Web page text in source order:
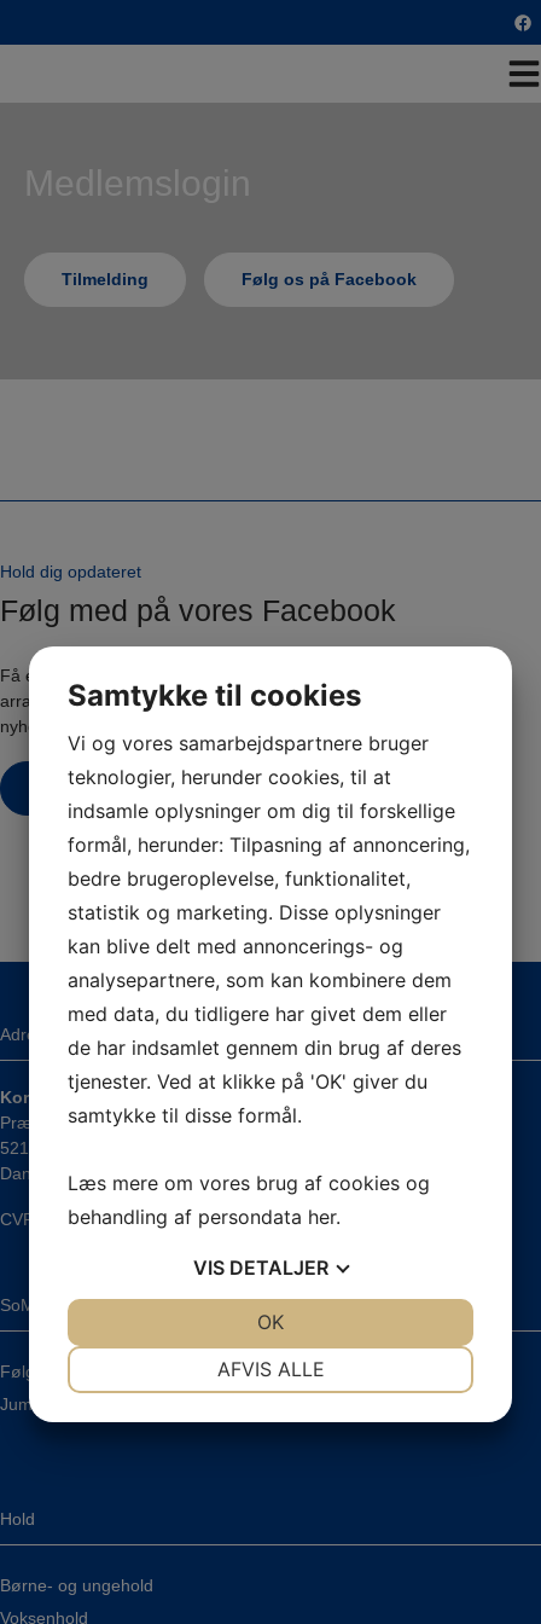
Medlemslogin
Tilmelding Følg os på Facebook
Hold dig opdateret
Følg med på vores Facebook
Få et kig bag kulisserne og hold dig opdateret om vores aktiviteter,
arrangementer og meget mere! Vi deler jævnligt billeder, stories og
nyheder direkte fra hverdagen.
Besøg Facebook
Adresse
Korup Gymnastik
Præstevej 12
5210 Odense NV
Danmark
CVR.: 30418484
SoMe
Følg os på Facebook
Jumping Fitness Korup
Hold
Børne- og ungehold
Voksenhold
Samtykke til cookies
Vi og vores samarbejdspartnere bruger
teknologier, herunder cookies, til at
indsamle oplysninger om dig til forskellige
formål, herunder: Tilpasning af annoncering,
bedre brugeroplevelse, funktionalitet,
statistik og marketing. Disse oplysninger
kan blive delt med annoncerings- og
analysepartnere, som kan kombinere dem
med data, du tidligere har givet dem eller
de har indsamlet gennem din brug af deres
tjenester. Ved at klikke på 'OK' giver du
samtykke til disse formål.
Læs mere om vores brug af cookies og
behandling af persondata her.
VIS DETALJER
AFVIS ALLE
OK